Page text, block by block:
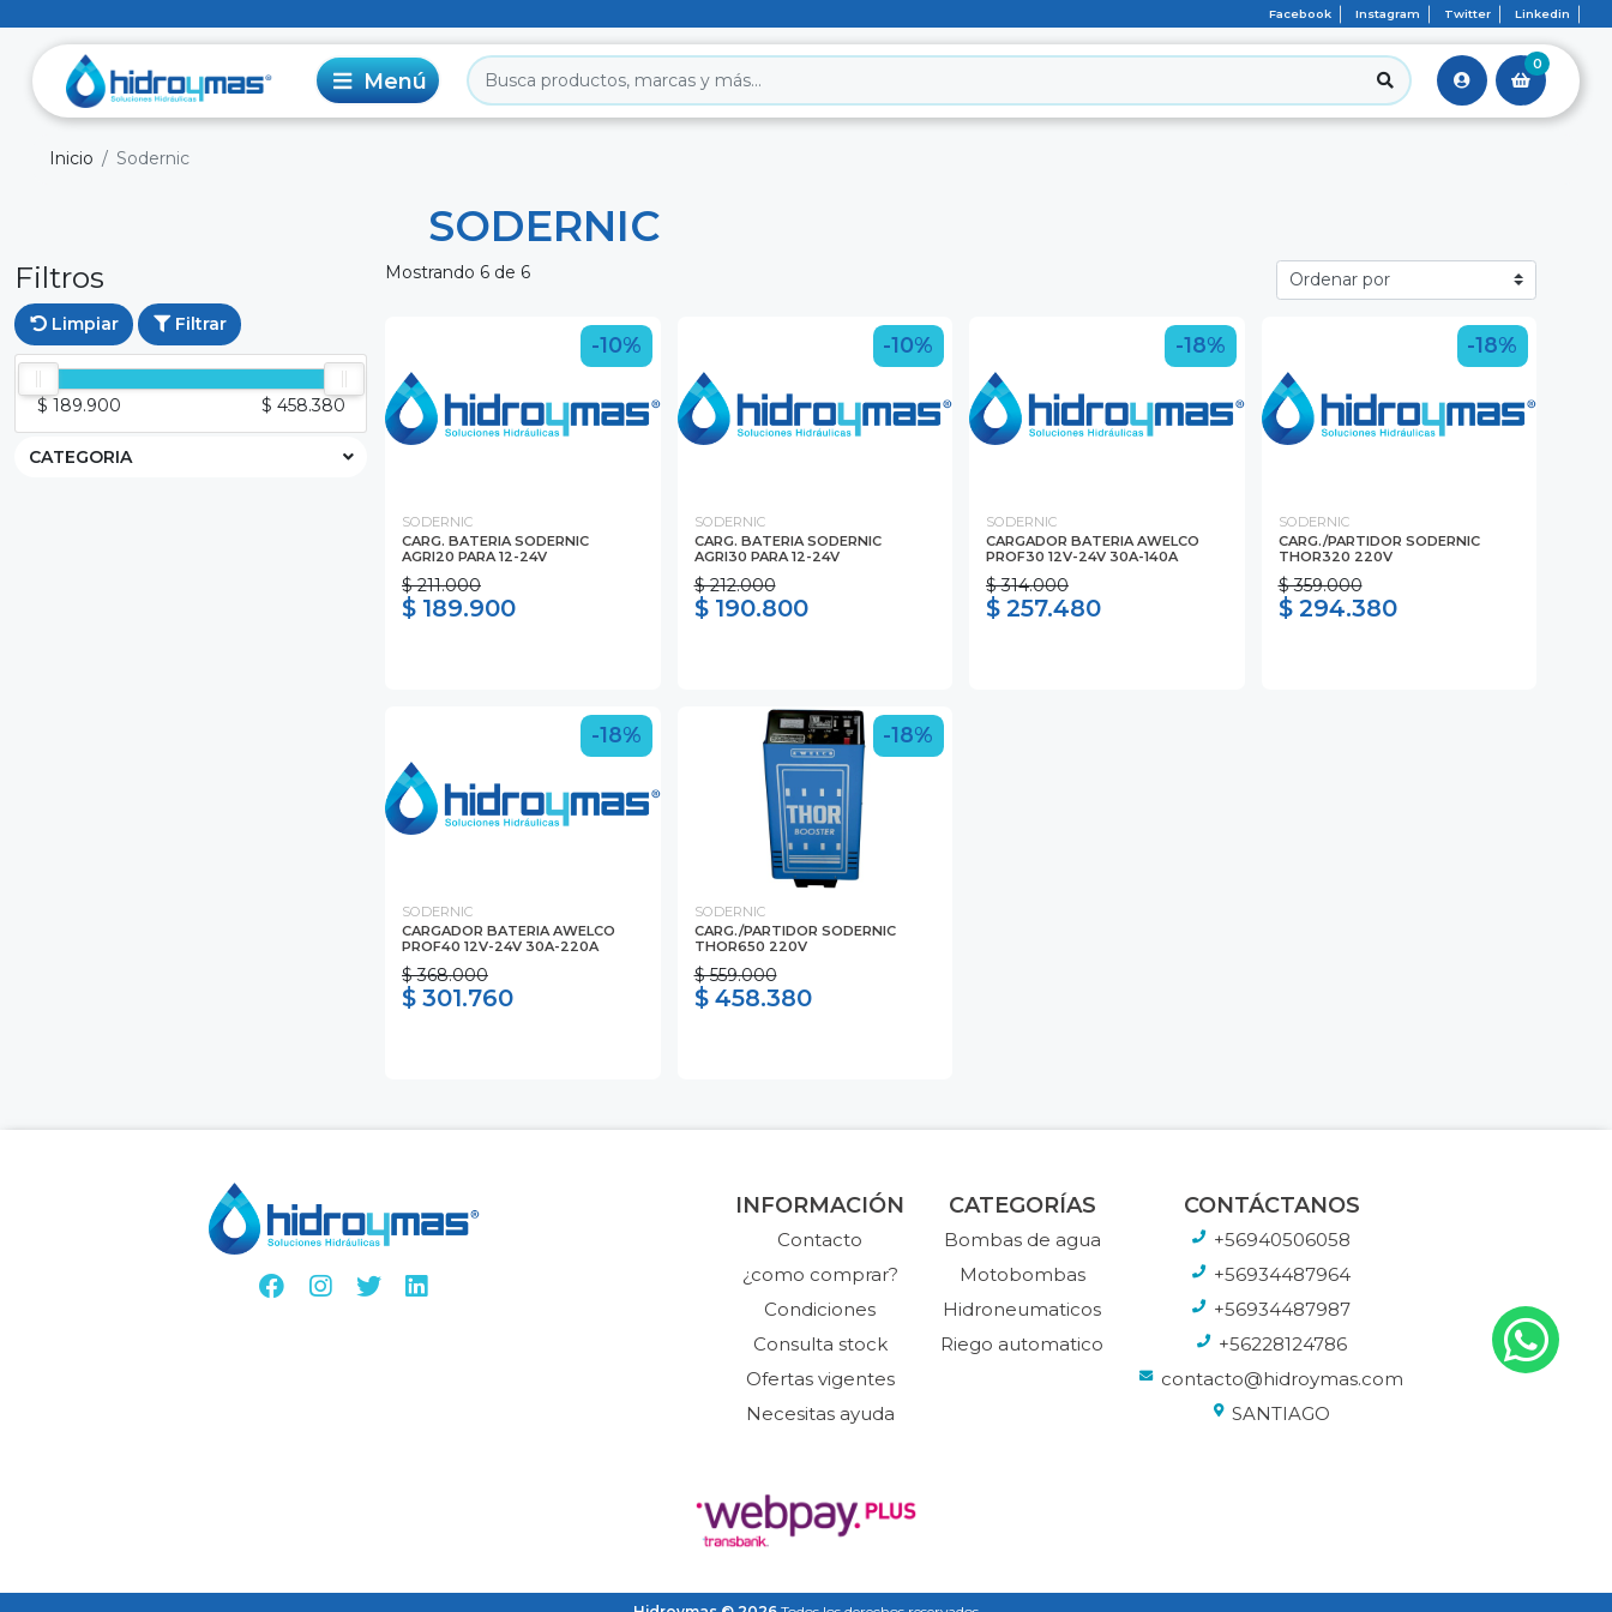
Facebook Instagram Twitter Linkedin
0
Inicio Sodernic
SODERNIC
Filtros
Limpiar Filtrar
$ 189.900 $ 458.380
CATEGORIA
Mostrando 6 de 6
-10%
SODERNIC
CARG. BATERIA SODERNIC
AGRI20 PARA 12-24V
$ 211.000
$ 189.900
-10%
SODERNIC
CARG. BATERIA SODERNIC
AGRI30 PARA 12-24V
$ 212.000
$ 190.800
-18%
SODERNIC
CARGADOR BATERIA AWELCO
PROF30 12V-24V 30A-140A
$ 314.000
$ 257.480
-18%
SODERNIC
CARG./PARTIDOR SODERNIC
THOR320 220V
$ 359.000
$ 294.380
-18%
SODERNIC
CARGADOR BATERIA AWELCO
PROF40 12V-24V 30A-220A
$ 368.000
$ 301.760
-18%
SODERNIC
CARG./PARTIDOR SODERNIC
THOR650 220V
$ 559.000
$ 458.380
INFORMACIÓN
Contacto
¿como comprar?
Condiciones
Consulta stock
Ofertas vigentes
Necesitas ayuda
CATEGORÍAS
Bombas de agua
Motobombas
Hidroneumaticos
Riego automatico
CONTÁCTANOS
+56940506058
+56934487964
+56934487987
+56228124786
contacto@hidroymas.com
SANTIAGO